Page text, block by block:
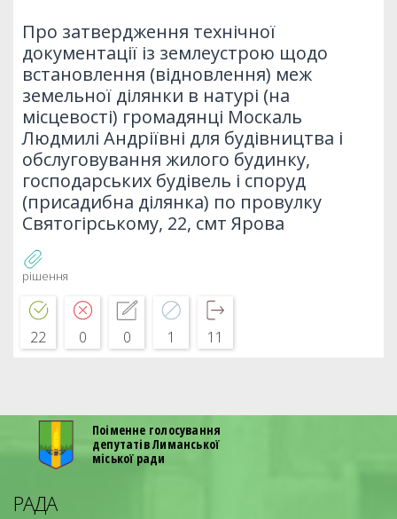
Про затвердження технічної
документації із землеустрою щодо
встановлення (відновлення) меж
земельної ділянки в натурі (на
місцевості) громадянці Москаль
Людмилі Андріївні для будівництва і
обслуговування жилого будинку,
господарських будівель і споруд
(присадибна ділянка) по провулку
Святогірському, 22, смт Ярова
рішення
22 0 0 1 11
Поіменне голосування
депутатів Лиманської
міської ради
РАДА